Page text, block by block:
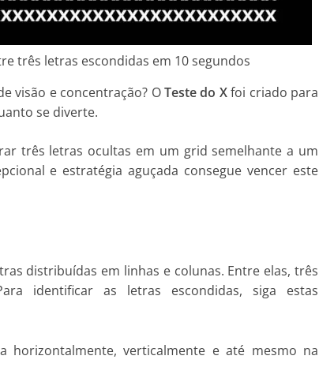
três letras escondidas em 10 segundos
visão e concentração? OTeste do Xfoi criado para
se diverte.
três letras ocultas em um grid semelhante a um
e estratégia aguçada consegue vencer este
distribuídas em linhas e colunas. Entre elas, três
identificar as letras escondidas, siga estas
horizontalmente, verticalmente e até mesmo na